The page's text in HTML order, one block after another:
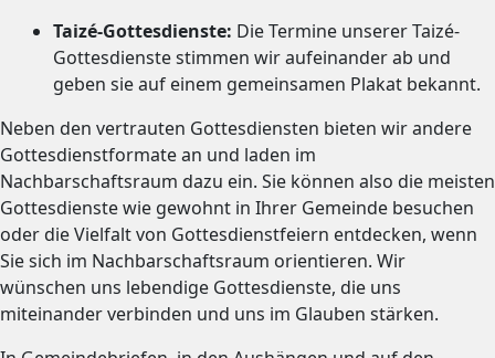
Taizé-Gottesdienste: Die Termine unserer Taizé-
Gottesdienste stimmen wir aufeinander ab und
geben sie auf einem gemeinsamen Plakat bekannt.
Neben den vertrauten Gottesdiensten bieten wir andere
Gottesdienstformate an und laden im
Nachbarschaftsraum dazu ein. Sie können also die meisten
Gottesdienste wie gewohnt in Ihrer Gemeinde besuchen
oder die Vielfalt von Gottesdienstfeiern entdecken, wenn
Sie sich im Nachbarschaftsraum orientieren. Wir
wünschen uns lebendige Gottesdienste, die uns
miteinander verbinden und uns im Glauben stärken.